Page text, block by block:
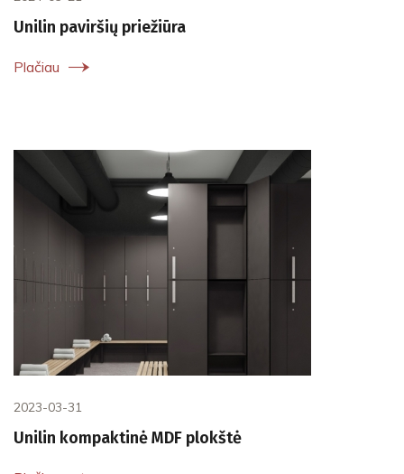
Unilin paviršių priežiūra
Plačiau
2023-03-31
Unilin kompaktinė MDF plokštė